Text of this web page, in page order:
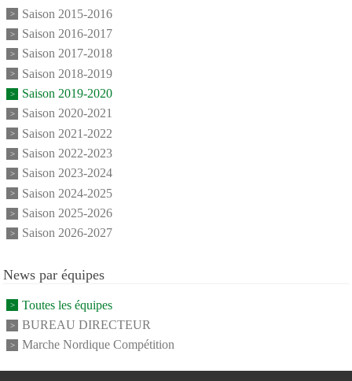
Saison 2015-2016
Saison 2016-2017
Saison 2017-2018
Saison 2018-2019
Saison 2019-2020
Saison 2020-2021
Saison 2021-2022
Saison 2022-2023
Saison 2023-2024
Saison 2024-2025
Saison 2025-2026
Saison 2026-2027
News par équipes
Toutes les équipes
BUREAU DIRECTEUR
Marche Nordique Compétition